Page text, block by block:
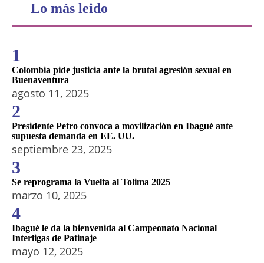
Lo más leido
1
Colombia pide justicia ante la brutal agresión sexual en
Buenaventura
agosto 11, 2025
2
Presidente Petro convoca a movilización en Ibagué ante
supuesta demanda en EE. UU.
septiembre 23, 2025
3
Se reprograma la Vuelta al Tolima 2025
marzo 10, 2025
4
Ibagué le da la bienvenida al Campeonato Nacional
Interligas de Patinaje
mayo 12, 2025